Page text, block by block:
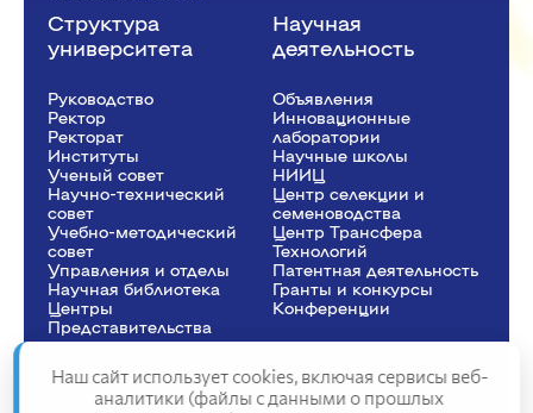
Структура
университета
Руководство
Ректор
Рeкторат
Институты
Ученый совет
Научно-технический
совет
Учебно-методический
совет
Управления и отделы
Научная библиотека
Центры
Представительства
Научная
деятельность
Объявления
Инновационные
лаборатории
Научные школы
НИИЦ
Центр селекции и
семеноводства
Центр Трансфера
Технологий
Патентная деятельность
Гранты и конкурсы
Конференции
Наш сайт использует cookies, включая сервисы веб-
аналитики (файлы с данными о прошлых